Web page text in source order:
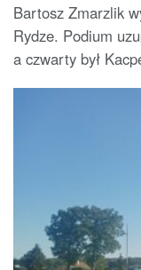
Bartosz Zmarzlik
Rydze. Podium
a czwarty był